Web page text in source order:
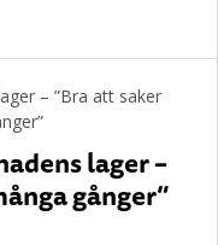
lager –
gånger”